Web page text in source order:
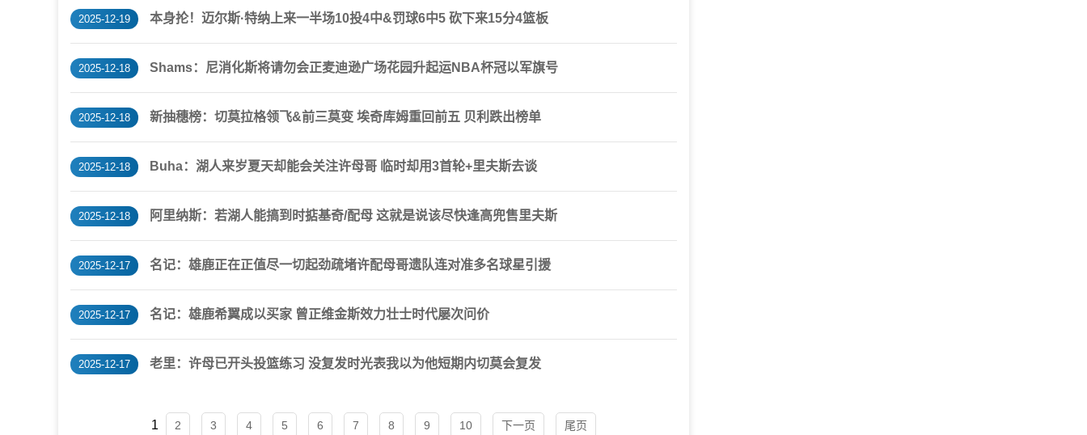
2025-12-19 本身抡！迈尔斯·特纳上来一半场10投4中&罚球6中5 砍下来15分4篮板
2025-12-18 Shams：尼消化斯将请勿会正麦迪逊广场花园升起运NBA杯冠以军旗号
2025-12-18 新抽穗榜：切莫拉格领飞&前三莫变 埃奇库姆重回前五 贝利跌出榜单
2025-12-18 Buha：湖人来岁夏天却能会关注许母哥 临时却用3首轮+里夫斯去谈
2025-12-18 阿里纳斯：若湖人能搞到时掂基奇/配母 这就是说该尽快逢高兜售里夫斯
2025-12-17 名记：雄鹿正在正值尽一切起劲疏堵许配母哥遗队连对准多名球星引援
2025-12-17 名记：雄鹿希翼成以买家 曾正维金斯效力壮士时代屡次问价
2025-12-17 老里：许母已开头投篮练习 没复发时光表我以为他短期内切莫会复发
1 2 3 4 5 6 7 8 9 10 下一页 尾页